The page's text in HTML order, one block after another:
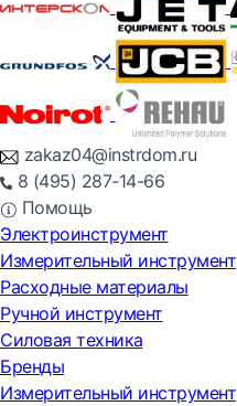
zakaz04@instrdom.ru
8 (495) 287-14-66
Помощь
Электроинструмент
Измерительный инструмент
Расходные материалы
Ручной инструмент
Силовая техника
Бренды
Измерительный инструмент